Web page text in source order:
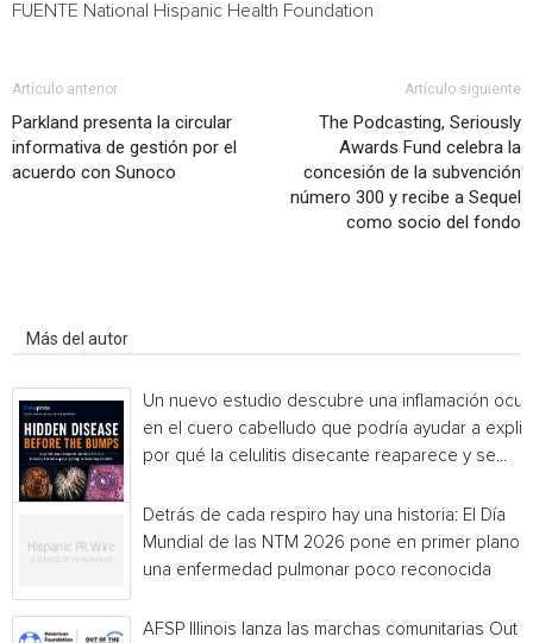
FUENTE National Hispanic Health Foundation
Artículo anterior
Parkland presenta la circular
informativa de gestión por el
acuerdo con Sunoco
Artículo siguiente
The Podcasting, Seriously
Awards Fund celebra la
concesión de la subvención
número 300 y recibe a Sequel
como socio del fondo
Más del autor
Un nuevo estudio descubre una inflamación
en el cuero cabelludo que podría ayudar a
por qué la celulitis disecante reaparece y se...
Detrás de cada respiro hay una historia: El Día
Mundial de las NTM 2026 pone en primer plano
una enfermedad pulmonar poco reconocida
AFSP Illinois lanza las marchas comunitarias Out